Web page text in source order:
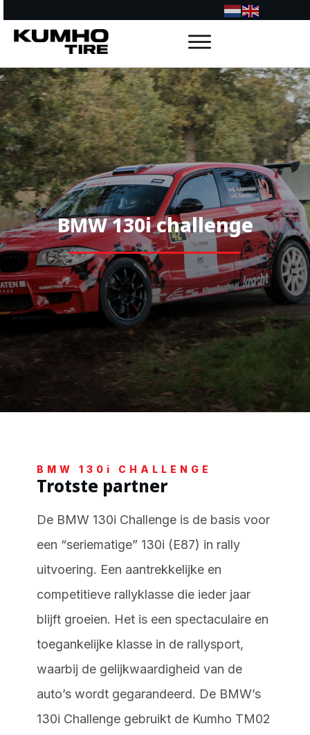
KUMHO BANDEN
NIEUWS
OVER KUMHO MOTORSPORT
RIJDERS
BMW 130I CHALLENGE
BMW 130i challenge
BMW 130i CHALLENGE
Trotste partner
De BMW 130i Challenge is de basis voor
een “seriematige” 130i (E87) in rally
uitvoering. Een aantrekkelijke en
competitieve rallyklasse die ieder jaar
blijft groeien. Het is een spectaculaire en
toegankelijke klasse in de rallysport,
waarbij de gelijkwaardigheid van de
auto’s wordt gegarandeerd. De BMW’s
130i Challenge gebruikt de Kumho TM02